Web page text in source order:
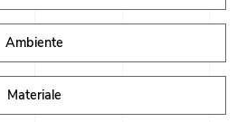
Ambiente
Materiale